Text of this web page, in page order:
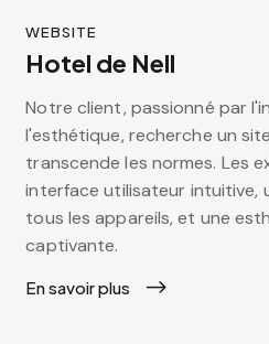
WEBSITE
Hotel de Nell
Notre client, passionné par
l'esthétique, recherche un
transcende les normes. Les
interface utilisateur intuitive,
tous les appareils, et une
captivante.
En savoir plus